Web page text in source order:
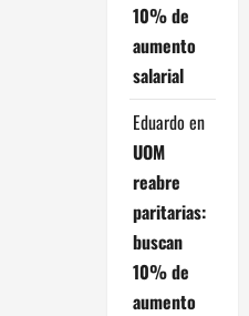
10% de
aumento
salarial
Eduardo en
UOM
reabre
paritarias:
buscan
10% de
aumento